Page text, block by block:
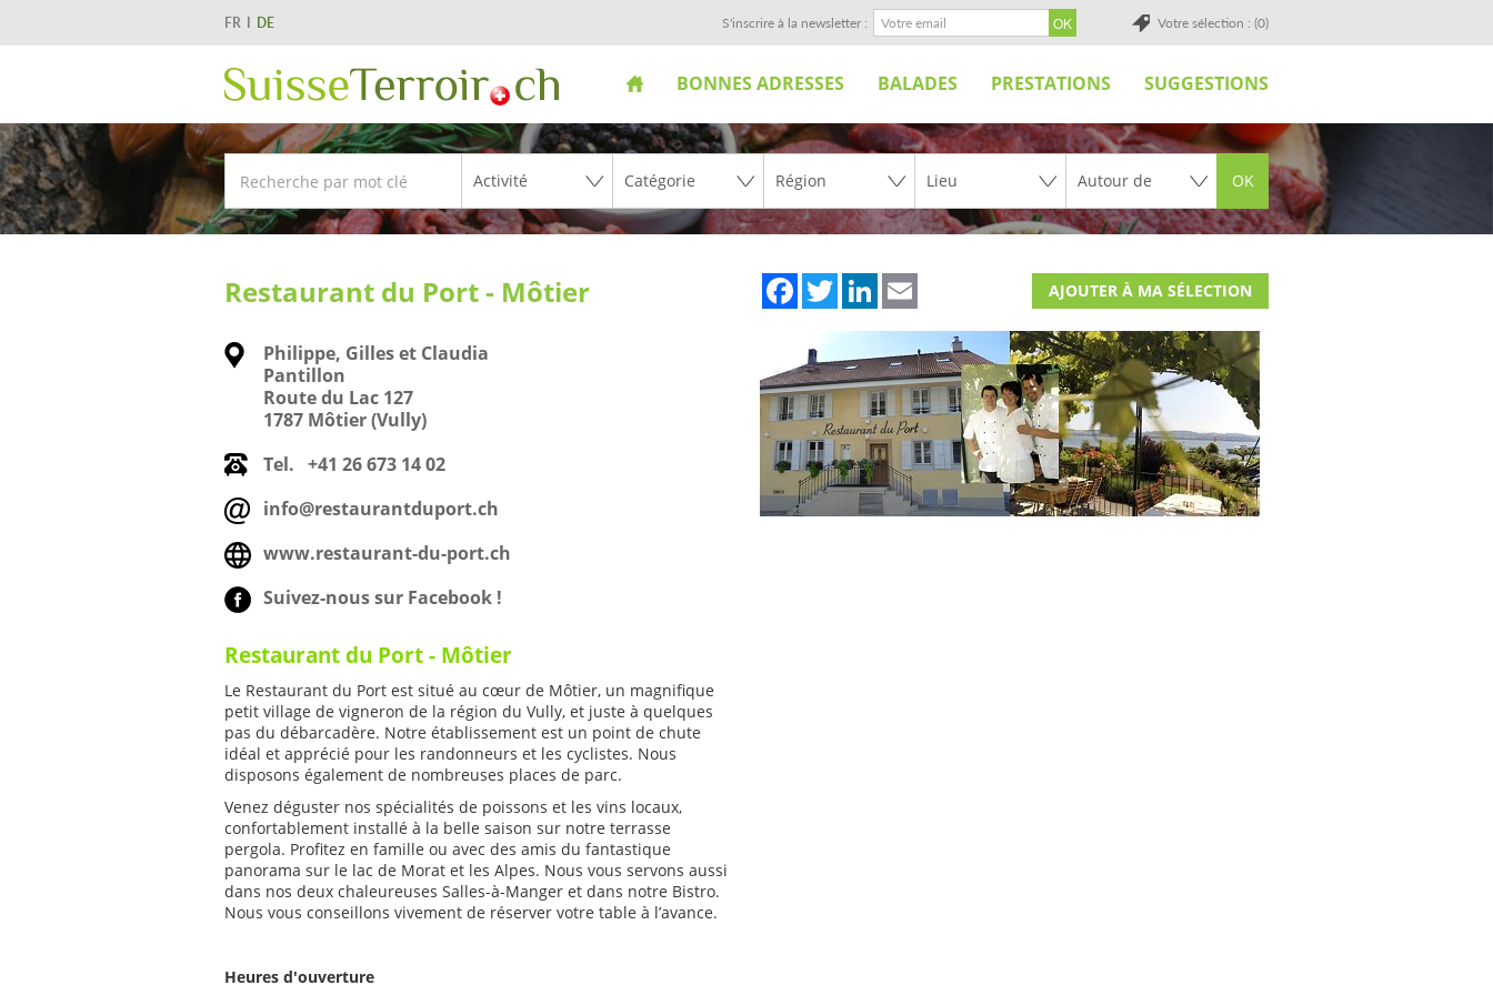
FR DE Votre sélection : (0)
S'inscrire à la newsletter :
BONNES ADRESSES BALADES PRESTATIONS SUGGESTIONS
OK
Restaurant du Port - Môtier FacebookTwitterLinkedIn AJOUTER À MA SÉLECTION
Philippe, Gilles et Claudia
Pantillon
Route du Lac 127
1787 Môtier (Vully)
Tel. +41 26 673 14 02
info@restaurantduport.ch
www.restaurant-du-port.ch
Suivez-nous sur Facebook !
Restaurant du Port - Môtier
Le Restaurant du Port est situé au cœur de Môtier, un magnifique
petit village de vigneron de la région du Vully, et juste à quelques
pas du débarcadère. Notre établissement est un point de chute
idéal et apprécié pour les randonneurs et les cyclistes. Nous
disposons également de nombreuses places de parc.
Venez déguster nos spécialités de poissons et les vins locaux,
confortablement installé à la belle saison sur notre terrasse
pergola. Profitez en famille ou avec des amis du fantastique
panorama sur le lac de Morat et les Alpes. Nous vous servons aussi
dans nos deux chaleureuses Salles-à-Manger et dans notre Bistro.
Nous vous conseillons vivement de réserver votre table à l’avance.
Heures d'ouverture